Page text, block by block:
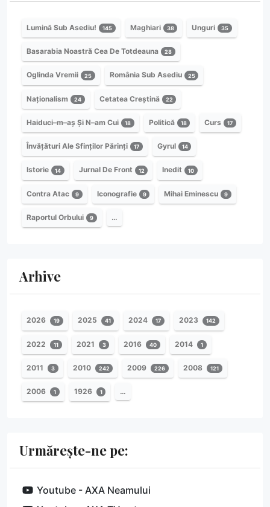
Lumină Sub Asediu! 145 Maghiari 38 Unguri 35
Basarabia Noastră Cea De Totdeauna 28
Oglinda Vremii 25 România Sub Asediu 25
Naționalism 24 Cetatea Creștină 22
Haiduci–m–aș Și N–am Cui 18 Politică 18 Curs 17
Învățături Ale Sfinților Părinți 17 Gyrul 14
Istorie 14 Jurnal De Front 12 Inedit 10
Contra Atac 9 Iconografie 9 Mihai Eminescu 9
Raportul Orbului 9 …
Arhive
2026 19 2025 41 2024 17 2023 142
2022 11 2021 3 2016 40 2014 1
2011 3 2010 242 2009 226 2008 121
2006 1 1926 1 …
Urmărește-ne pe:
Youtube - AXA Neamului